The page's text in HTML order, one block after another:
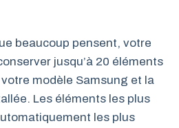
beaucoup pensent, votre
jusqu’à 20 éléments
modèle Samsung et la
Les éléments les plus
les plus